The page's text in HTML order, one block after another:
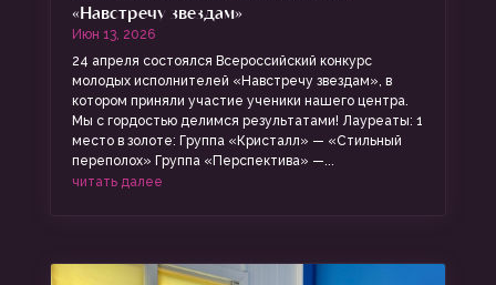
«Навстречу звездам»
Июн 13, 2026
24 апреля состоялся Всероссийский конкурс
молодых исполнителей «Навстречу звездам», в
котором приняли участие ученики нашего центра.
Мы с гордостью делимся результатами! Лауреаты: 1
место в золоте: Группа «Кристалл» — «Стильный
переполох» Группа «Перспектива» —...
читать далее